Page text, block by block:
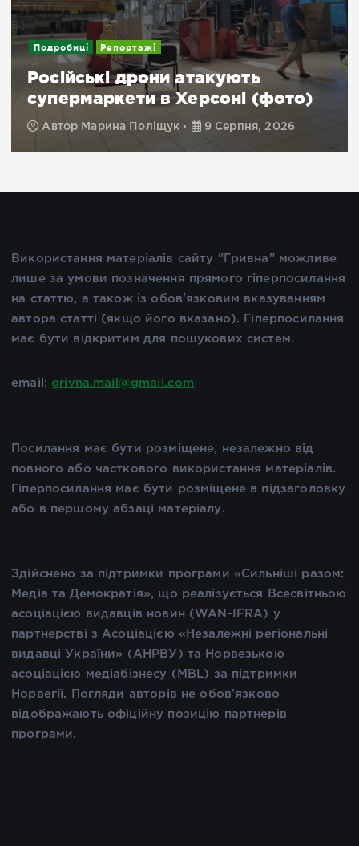
Подробиці Репортажі
Російські дрони атакують
супермаркети в Херсоні (фото)
Автор Марина Поліщук 9 Серпня, 2026
Використання матеріалів сайту "Гривна" можливе
лише за умови позначення прямого гіперпосилання
на статтю, а також із обов'язковим вказуванням
автора статті (якщо його вказано). Гіперпосилання
має бути відкритим для пошукових систем.
email: grivna.mail@gmail.com
Посилання має бути розміщене, незалежно від
повного або часткового використання матеріалів.
Гіперпосилання має бути розміщене в підзаголовку
або в першому абзаці матеріалу.
Здійснено за підтримки програми «Сильніші разом:
Медіа та Демократія», що реалізується Всесвітньою
асоціацією видавців новин (WAN-IFRA) у
партнерстві з Асоціацією «Незалежні регіональні
видавці України» (АНРВУ) та Норвезькою
асоціацією медіабізнесу (MBL) за підтримки
Норвегії. Погляди авторів не обов’язково
відображають офіційну позицію партнерів
програми.